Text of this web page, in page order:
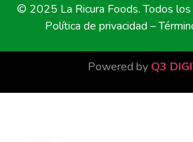
© 2025 La Ricura Foods. Todos
Política de privacidad –
Powered by Q3